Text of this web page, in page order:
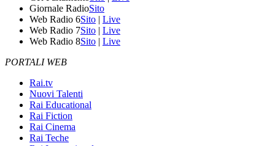
Giornale RadioSito
Web Radio 6Sito | Live
Web Radio 7Sito | Live
Web Radio 8Sito | Live
PORTALI WEB
Rai.tv
Nuovi Talenti
Rai Educational
Rai Fiction
Rai Cinema
Rai Teche